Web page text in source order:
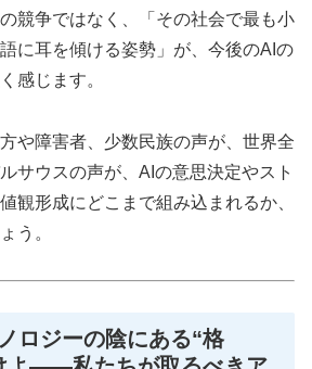
競争ではなく、「その社会で最も小
に耳を傾ける姿勢」が、今後のAIの
感じます。
や障害者、少数民族の声が、世界全
サウスの声が、AIの意思決定やスト
観形成にどこまで組み込まれるか、
う。
ロジーの陰にある“格